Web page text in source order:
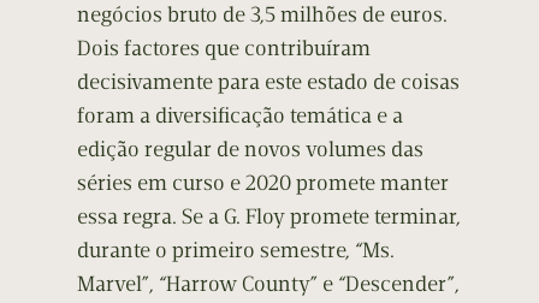
negócios bruto de 3,5 milhões de euros.
Dois factores que contribuíram
decisivamente para este estado de coisas
foram a diversificação temática e a
edição regular de novos volumes das
séries em curso e 2020 promete manter
essa regra. Se a G. Floy promete terminar,
durante o primeiro semestre, “Ms.
Marvel”, “Harrow County” e “Descender”,